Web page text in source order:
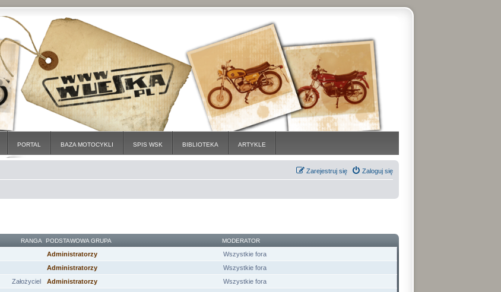
PORTAL BAZA MOTOCYKLI SPIS WSK BIBLIOTEKA ARTYKLE
Zaloguj się
Zarejestruj się
RANGA PODSTAWOWA GRUPA MODERATOR
Administratorzy
Wszystkie fora
Administratorzy
Wszystkie fora
Założyciel
Administratorzy
Wszystkie fora